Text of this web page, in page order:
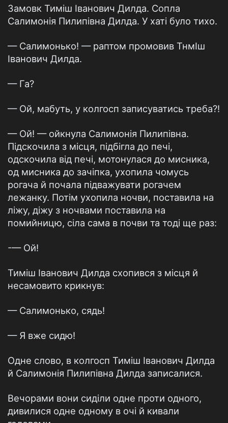
Замовк Тимiш Iванович Дилда. Сопла
Салимонiя Пилипiвна Дилда. У хатi було тихо.
— Салимонько! — раптом промовив ТнмIш
Iванович Дилда.
— Га?
— Ой, мабуть, у колгосп записуватись треба?!
— Ой! — ойкнула Салимонiя Пилипiвна.
Пiдскочила з мiсця, пiдбiгла до печi,
одскочила вiд печi, мотонулася до мисника,
од мисника до зачiпка, ухопила чомусь
рогача й почала пiдважувати рогачем
лежанку. Потiм ухопила ночви, поставила на
лiжу, дiжу з ночвами поставила на
помийницю, сiла сама в почви та тодi ще раз:
-— Ой!
Тимiш Iванович Дилда схопився з мiсця й
несамовито крикнув:
— Салимонько, сядь!
— Я вже сидю!
Одне слово, в колгосп Тимiш Iванович Дилда
й Салимонiя Пилипiвна Дилда записалися.
Вечорами вони сидiли одне проти одного,
дивилися одне одному в очi й кивали